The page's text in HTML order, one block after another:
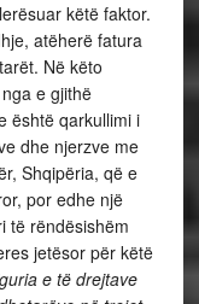
këtë faktor.
atëherë fatura
Në këto
e gjithë
është qarkullimi i
dhe njerzve me
Shqipëria, që e
por edhe një
të rëndësishëm
jetësor për këtë
e të drejtave